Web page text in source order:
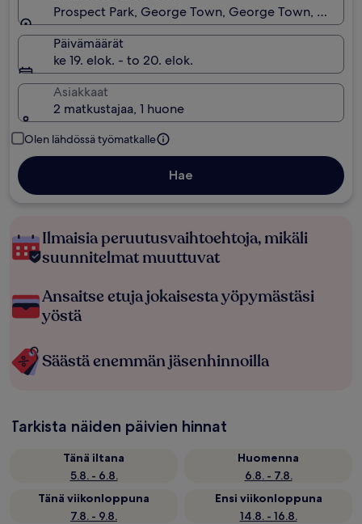
Prospect Park, George Town, George Town,
Päivämäärät
ke 19. elok. - to 20. elok.
Asiakkaat
2 matkustajaa, 1 huone
Olen lähdössä työmatkalle
Hae
Ilmaisia peruutusvaihtoehtoja, mikäli
suunnitelmat muuttuvat
Ansaitse etuja jokaisesta yöpymästäsi
yöstä
Säästä enemmän jäsenhinnoilla
Tarkista näiden päivien hinnat
Tänä iltana
5.8. - 6.8.
Huomenna
6.8. - 7.8.
Tänä viikonloppuna
7.8. - 9.8.
Ensi viikonloppuna
14.8. - 16.8.